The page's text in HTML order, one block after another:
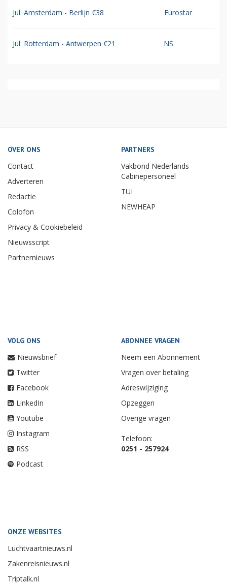
Jul: Amsterdam - Berlijn €38 Eurostar
Jul: Rotterdam - Antwerpen €21 NS
OVER ONS
Contact
Adverteren
Redactie
Colofon
Privacy & Cookiebeleid
Nieuwsscript
Partnernieuws
PARTNERS
Vakbond Nederlands
Cabinepersoneel
TUI
NEWHEAP
VOLG ONS
Nieuwsbrief
Twitter
Facebook
LinkedIn
Youtube
Instagram
RSS
Podcast
ABONNEE VRAGEN
Neem een Abonnement
Vragen over betaling
Adreswijziging
Opzeggen
Overige vragen
Telefoon:
0251 - 257924
ONZE WEBSITES
Luchtvaartnieuws.nl
Zakenreisnieuws.nl
Triptalk.nl